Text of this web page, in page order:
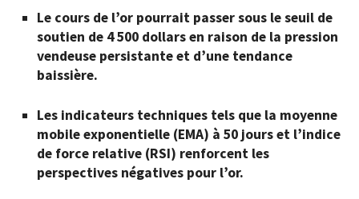
Le cours de l’or pourrait passer sous le seuil de
soutien de 4 500 dollars en raison de la pression
vendeuse persistante et d’une tendance
baissière.
Les indicateurs techniques tels que la moyenne
mobile exponentielle (EMA) à 50 jours et l’indice
de force relative (RSI) renforcent les
perspectives négatives pour l’or.